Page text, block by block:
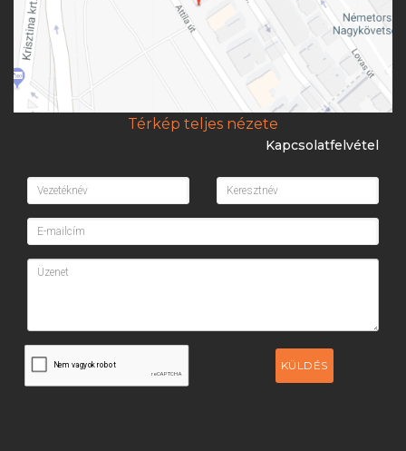
Térkép teljes nézete
Kapcsolatfelvétel
KÜLDÉS